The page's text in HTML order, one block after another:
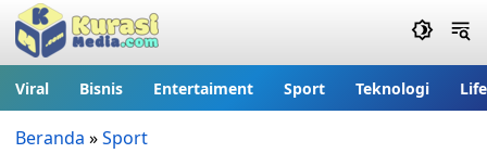
Viral Bisnis Entertaiment Sport Teknologi
Beranda »Sport